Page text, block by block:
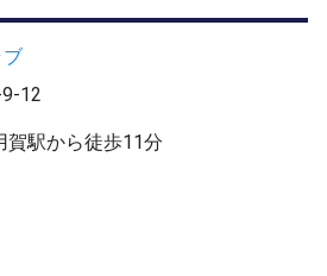
でお願いいたします。
し、HPにてお知らせいたしま
ブ
12
賀駅から徒歩11分